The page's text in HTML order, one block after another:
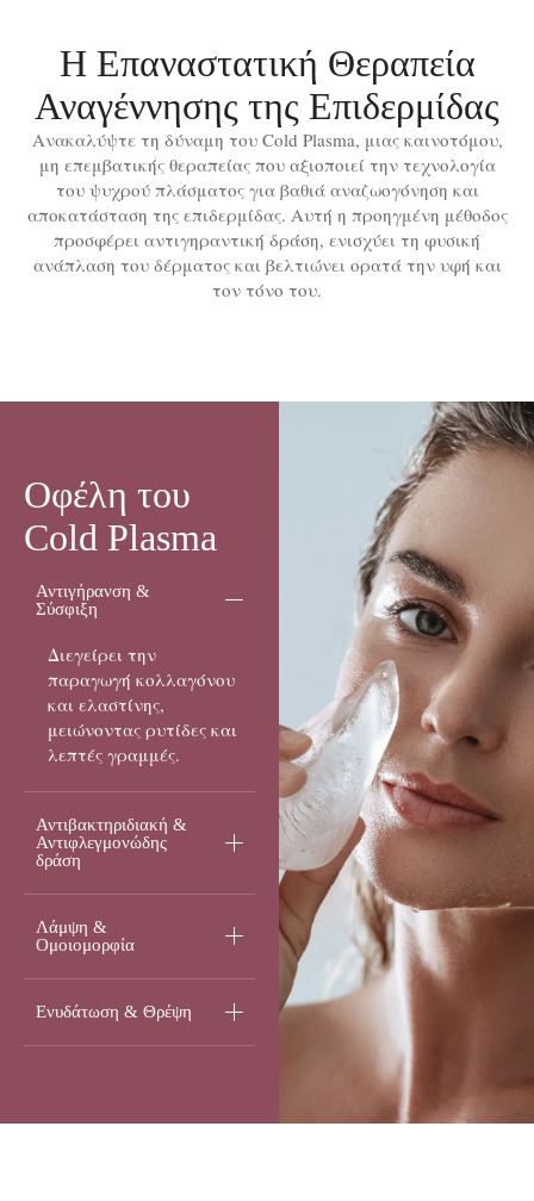
Η Επαναστατική Θεραπεία
Αναγέννησης της Επιδερμίδας
Ανακαλύψτε τη δύναμη του Cold Plasma, μιας καινοτόμου,
μη επεμβατικής θεραπείας που αξιοποιεί την τεχνολογία
του ψυχρού πλάσματος για βαθιά αναζωογόνηση και
αποκατάσταση της επιδερμίδας. Αυτή η προηγμένη μέθοδος
προσφέρει αντιγηραντική δράση, ενισχύει τη φυσική
ανάπλαση του δέρματος και βελτιώνει ορατά την υφή και
τον τόνο του.
Οφέλη του
Cold Plasma
Αντιγήρανση &
Σύσφιξη
Διεγείρει την
παραγωγή κολλαγόνου
και ελαστίνης,
μειώνοντας ρυτίδες και
λεπτές γραμμές.
Αντιβακτηριδιακή &
Αντιφλεγμονώδης
δράση
Λάμψη &
Ομοιομορφία
Ενυδάτωση & Θρέψη